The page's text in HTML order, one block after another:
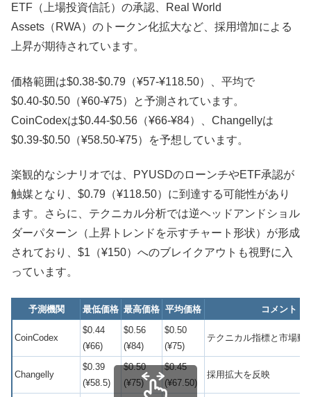
ETF（上場投資信託）の承認、Real World
Assets（RWA）のトークン化拡大など、採用増加による
上昇が期待されています。
価格範囲は$0.38-$0.79（¥57-¥118.50）、平均で
$0.40-$0.50（¥60-¥75）と予測されています。
CoinCodexは$0.44-$0.56（¥66-¥84）、Changellyは
$0.39-$0.50（¥58.50-¥75）を予想しています。
楽観的なシナリオでは、PYUSDのローンチやETF承認が
触媒となり、$0.79（¥118.50）に到達する可能性があり
ます。さらに、テクニカル分析では逆ヘッドアンドショル
ダーパターン（上昇トレンドを示すチャート形状）が形成
されており、$1（¥150）へのブレイクアウトも視野に入
っています。
予測機関 最低価格 最高価格 平均価格 コメント
CoinCodex
$0.44
(¥66)
$0.56
(¥84)
$0.50
(¥75)
テクニカル指標と市場動
Changelly
$0.39
(¥58.5)
$0.50
(¥75)
$0.45
(¥67.50)
採用拡大を反映